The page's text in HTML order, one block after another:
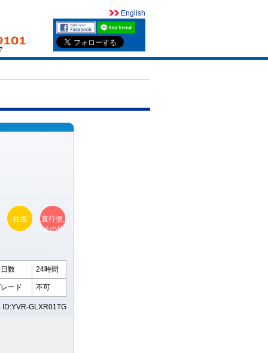
English
直行便,
その他
往復
数 24時間
ード 不可
ID:YVR-GLXR01TG